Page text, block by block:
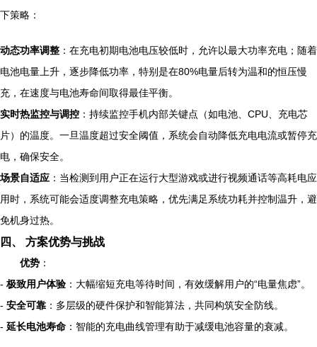
下策略：
动态功率调整 ：在充电初期电池电压较低时，允许以最大功率充电；随着
电池电量上升，逐步降低功率，特别是在80%电量后转为温和的恒压慢
充，在速度与电池寿命间取得最佳平衡。
实时热监控与调控 ：持续监控手机内部关键点（如电池、CPU、充电芯
片）的温度。一旦温度超过安全阈值，系统会自动降低充电电流或暂停充
电，确保安全。
场景自适应 ：当检测到用户正在运行大型游戏或进行视频通话等高耗电应
用时，系统可能会适度调整充电策略，优先满足系统功耗并控制温升，避
免机身过热。
四、 方案优势与挑战
优势 ：
- 极致用户体验 ：大幅缩短充电等待时间，有效缓解用户的“电量焦虑”。
- 安全可靠 ：多层级的硬件保护和智能算法，共同构筑安全防线。
- 延长电池寿命 ：智能的充电曲线管理有助于减缓电池容量的衰减。